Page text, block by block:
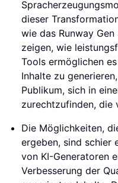
dieser
wie das Runway
zeigen, wie
Tools ermöglichen
Inhalte zu
Publikum, sich in
zurechtzufinden, die
Die Möglichkeiten,
ergeben, sind schier
von KI-Generatoren
Verbesserung der